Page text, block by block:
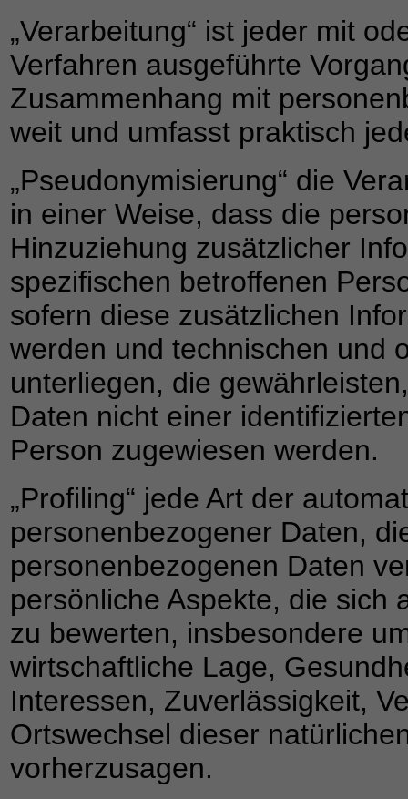
„Verarbeitung“ ist jeder mit
Verfahren ausgeführte
Zusammenhang mit
weit und umfasst praktisch
„Pseudonymisierung“ die
in einer Weise, dass die
Hinzuziehung zusätzlicher
spezifischen betroffenen
sofern diese zusätzlichen
werden und technischen und
unterliegen, die
Daten nicht einer
Person zugewiesen werden.
„Profiling“ jede Art der
personenbezogener Daten,
personenbezogenen Daten
persönliche Aspekte, die sich
zu bewerten, insbesondere
wirtschaftliche Lage,
Interessen, Zuverlässigkeit,
Ortswechsel dieser
vorherzusagen.